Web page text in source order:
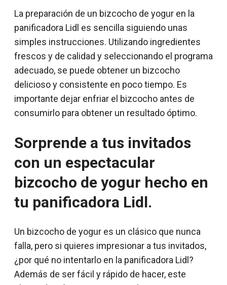
La preparación de un bizcocho de yogur en la
panificadora Lidl es sencilla siguiendo unas
simples instrucciones. Utilizando ingredientes
frescos y de calidad y seleccionando el programa
adecuado, se puede obtener un bizcocho
delicioso y consistente en poco tiempo. Es
importante dejar enfriar el bizcocho antes de
consumirlo para obtener un resultado óptimo.
Sorprende a tus invitados
con un espectacular
bizcocho de yogur hecho en
tu panificadora Lidl.
Un bizcocho de yogur es un clásico que nunca
falla, pero si quieres impresionar a tus invitados,
¿por qué no intentarlo en la panificadora Lidl?
Además de ser fácil y rápido de hacer, este